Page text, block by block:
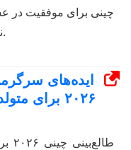
چینی برای موفقیت در
نکات عملی و دقیق.
ایده‌های